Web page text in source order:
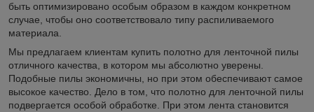
быть оптимизировано особым образом в каждом конкретном
случае, чтобы оно соответствовало типу распиливаемого
материала.
Мы предлагаем клиентам купить полотно для ленточной пилы
отличного качества, в котором мы абсолютно уверены.
Подобные пилы экономичны, но при этом обеспечивают самое
высокое качество. Дело в том, что полотно для ленточной пилы
подвергается особой обработке. При этом лента становится